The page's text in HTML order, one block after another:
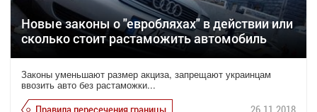
Новые законы о "евробляхах" в действии или
сколько стоит растаможить автомобиль
Законы уменьшают размер акциза, запрещают украинцам
ввозить авто без растаможки...
Правила пересечения границы 26.11.2018